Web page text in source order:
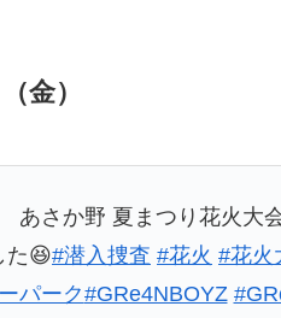
金）
あさか野 夏まつり花火大
た😆#潜入捜査 #花火 #花火
パーク#GRe4NBOYZ